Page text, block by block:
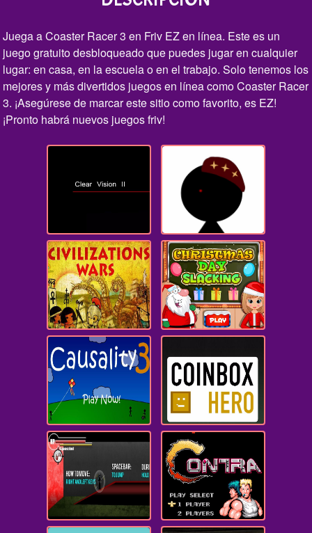
Juega a Coaster Racer 3 en Friv EZ en línea. Este es un
juego gratuito desbloqueado que puedes jugar en cualquier
lugar: en casa, en la escuela o en el trabajo. Solo tenemos los
mejores y más divertidos juegos en línea como Coaster Racer
3. ¡Asegúrese de marcar este sitio como favorito, es EZ!
¡Pronto habrá nuevos juegos friv!